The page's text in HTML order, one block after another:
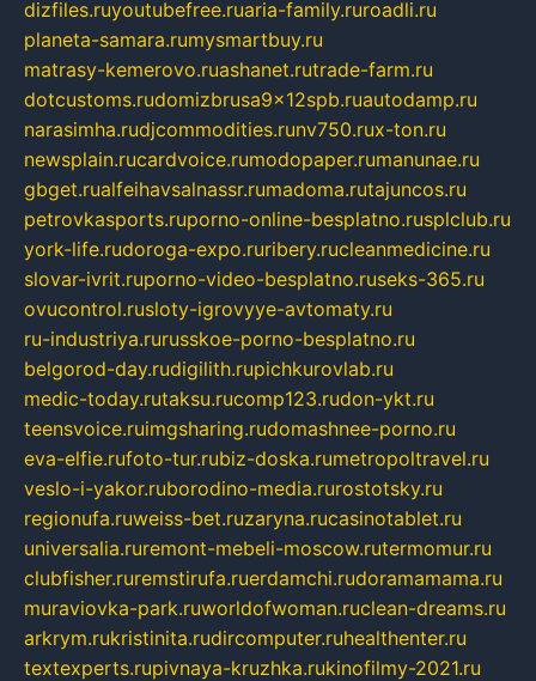
dizfiles.ruyoutubefree.ruaria-family.ruroadli.ru
planeta-samara.rumysmartbuy.ru
matrasy-kemerovo.ruashanet.rutrade-farm.ru
dotcustoms.rudomizbrusa9x12spb.ruautodamp.ru
narasimha.rudjcommodities.runv750.rux-ton.ru
newsplain.rucardvoice.rumodopaper.rumanunae.ru
gbget.rualfeihavsalnassr.rumadoma.rutajuncos.ru
petrovkasports.ruporno-online-besplatno.rusplclub.ru
york-life.rudoroga-expo.ruribery.rucleanmedicine.ru
slovar-ivrit.ruporno-video-besplatno.ruseks-365.ru
ovucontrol.rusloty-igrovyye-avtomaty.ru
ru-industriya.rurusskoe-porno-besplatno.ru
belgorod-day.rudigilith.rupichkurovlab.ru
medic-today.rutaksu.rucomp123.rudon-ykt.ru
teensvoice.ruimgsharing.rudomashnee-porno.ru
eva-elfie.rufoto-tur.rubiz-doska.rumetropoltravel.ru
veslo-i-yakor.ruborodino-media.rurostotsky.ru
regionufa.ruweiss-bet.ruzaryna.rucasinotablet.ru
universalia.ruremont-mebeli-moscow.rutermomur.ru
clubfisher.ruremstirufa.ruerdamchi.rudoramamama.ru
muraviovka-park.ruworldofwoman.ruclean-dreams.ru
arkrym.rukristinita.rudircomputer.ruhealthenter.ru
textexperts.rupivnaya-kruzhka.rukinofilmy-2021.ru